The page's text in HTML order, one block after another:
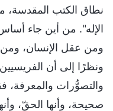
نطاق الكتب المقدسة،
الإله". من أين جاء
ومن عقل الإنسان، ومن
ونظرًا إلى أن الفريسيين
والتصوُّرات والمعرفة،
صحيحة، وأنها الحقّ،